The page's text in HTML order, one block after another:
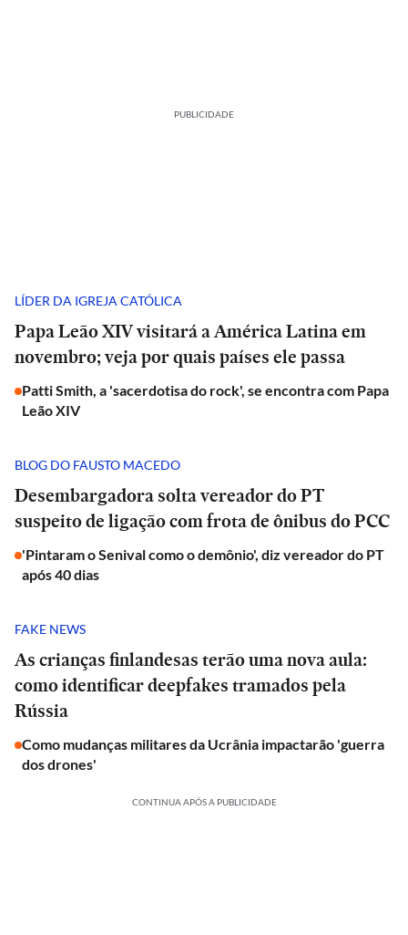
PUBLICIDADE
LÍDER DA IGREJA CATÓLICA
Papa Leão XIV visitará a América Latina em
novembro; veja por quais países ele passa
Patti Smith, a 'sacerdotisa do rock', se encontra com Papa
Leão XIV
BLOG DO FAUSTO MACEDO
Desembargadora solta vereador do PT
suspeito de ligação com frota de ônibus do PCC
'Pintaram o Senival como o demônio', diz vereador do PT
após 40 dias
FAKE NEWS
As crianças finlandesas terão uma nova aula:
como identificar deepfakes tramados pela
Rússia
Como mudanças militares da Ucrânia impactarão 'guerra
dos drones'
CONTINUA APÓS A PUBLICIDADE